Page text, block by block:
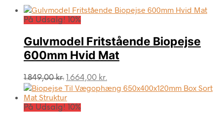
På Udsalg! 10%
Gulvmodel Fritstående Biopejse
600mm Hvid Mat
1.849,00kr. Den
oprindelige
pris
var:
1.664,00 kr.
aktuelle
På Udsalg! 10%